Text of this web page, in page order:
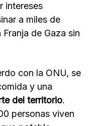
intereses
a miles de
de Gaza sin
con la ONU, se
y una
del territorio.
personas viven